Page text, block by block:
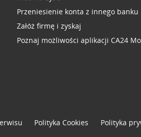
Przeniesienie konta z innego banku
Załóż firmę i zyskaj
Poznaj możliwości aplikacji CA24
Polityka Cookies Polityka